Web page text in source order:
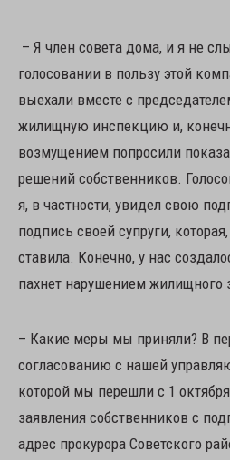
– Я член совета дома, и я не
голосовании в пользу этой
выехали вместе с
жилищную инспекцию и,
возмущением попросили
решений собственников.
я, в частности, увидел свою
подпись своей супруги,
ставила. Конечно, у нас
пахнет нарушением жилищного
– Какие меры мы приняли? В
согласованию с нашей
которой мы перешли с 1
заявления собственников с
адрес прокурора Советского